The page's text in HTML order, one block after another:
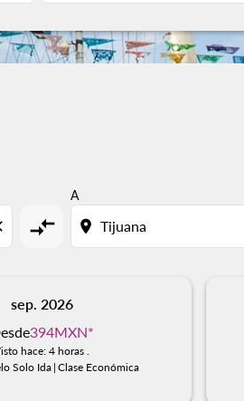
compare_arrows
A
location_on
sep. 2026
394MXN*
hace: 4 horas .
Solo Ida| Clase Económica